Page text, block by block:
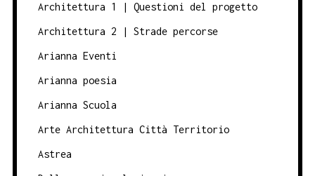
Architettura 1 | Questioni del progetto
Architettura 2 | Strade percorse
Arianna Eventi
Arianna poesia
Arianna Scuola
Arte Architettura Città Territorio
Astrea